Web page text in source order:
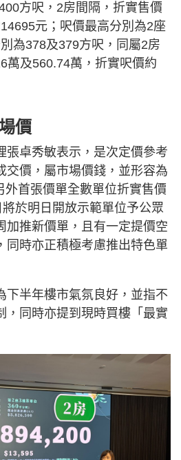
方呎，2房間隔，折實售價
元；呎價最高分別為2座
為378及379方呎，同屬2房
萬及560.74萬，折實呎價約
價
張卓秀敏表示，是次定價參考
交價，屬市場價錢，並形容為
外首張價單全數單位折實售價
於明日開放示範單位予公眾
加推新價單，且有一定提價空
同時亦正積極考慮推出特色單
下半年樓市氣氛良好，並指不
，同時亦提到現時買樓「最實